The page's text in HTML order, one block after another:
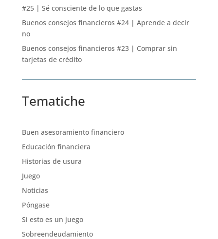
#25 | Sé consciente de lo que gastas
Buenos consejos financieros #24 | Aprende a decir
no
Buenos consejos financieros #23 | Comprar sin
tarjetas de crédito
Tematiche
Buen asesoramiento financiero
Educación financiera
Historias de usura
Juego
Noticias
Póngase
Si esto es un juego
Sobreendeudamiento